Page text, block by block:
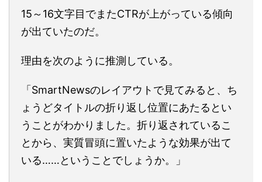
15～16文字目でまたCTRが上がっている傾向
が出ていたのだ。
理由を次のように推測している。
「SmartNewsのレイアウトで見てみると、ち
ょうどタイトルの折り返し位置にあたるとい
うことがわかりました。折り返されているこ
とから、実質冒頭に置いたような効果が出て
いる……ということでしょうか。」